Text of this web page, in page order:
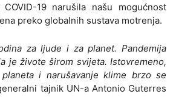
19 narušila našu mogućnost
preko globalnih sustava motrenja.
za ljude i za planet. Pandemija
je živote širom svijeta. Istovremeno,
i narušavanje klime brzo se
tajnik UN-a Antonio Guterres